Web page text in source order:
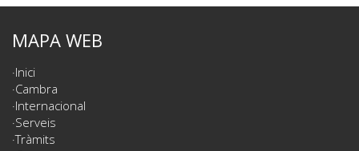
MAPA WEB
Inici
Cambra
Internacional
Serveis
Tràmits